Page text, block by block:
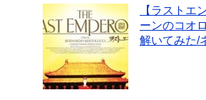
【ラストエ
ーンのコオ
解いてみた/